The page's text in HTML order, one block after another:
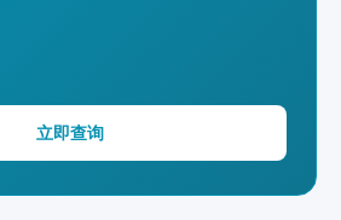
立即查询